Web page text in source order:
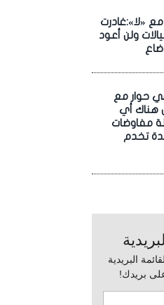
«لا»:غادرت
ولن أعود
حوار مع
هناك أي
مفاوضات
تخدم
البريدية
بريدك!